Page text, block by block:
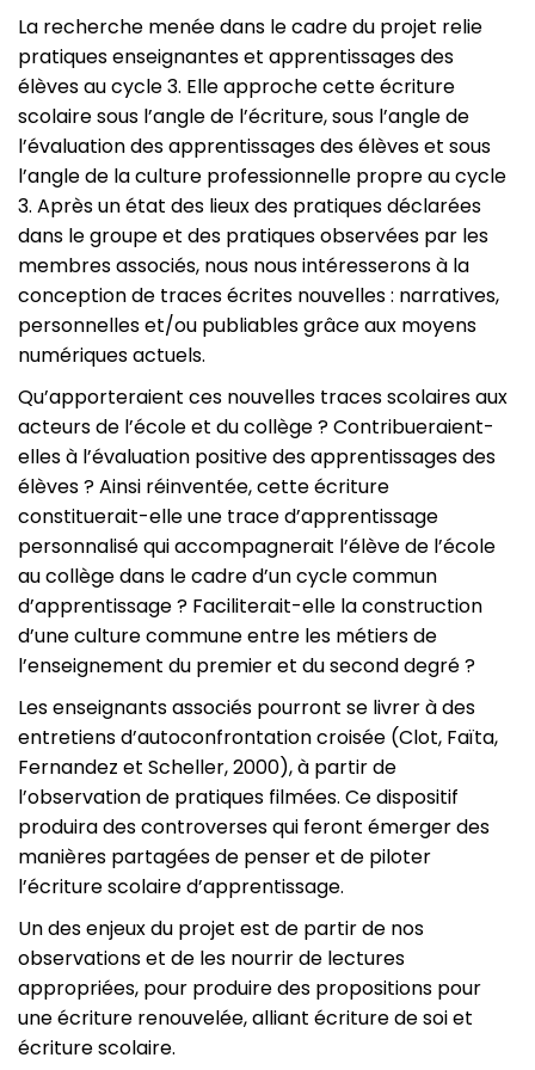
La recherche menée dans le cadre du projet relie
pratiques enseignantes et apprentissages des
élèves au cycle 3. Elle approche cette écriture
scolaire sous l’angle de l’écriture, sous l’angle de
l’évaluation des apprentissages des élèves et sous
l’angle de la culture professionnelle propre au cycle
3. Après un état des lieux des pratiques déclarées
dans le groupe et des pratiques observées par les
membres associés, nous nous intéresserons à la
conception de traces écrites nouvelles : narratives,
personnelles et/ou publiables grâce aux moyens
numériques actuels.
Qu’apporteraient ces nouvelles traces scolaires aux
acteurs de l’école et du collège ? Contribueraient-
elles à l’évaluation positive des apprentissages des
élèves ? Ainsi réinventée, cette écriture
constituerait-elle une trace d’apprentissage
personnalisé qui accompagnerait l’élève de l’école
au collège dans le cadre d’un cycle commun
d’apprentissage ? Faciliterait-elle la construction
d’une culture commune entre les métiers de
l’enseignement du premier et du second degré ?
Les enseignants associés pourront se livrer à des
entretiens d’autoconfrontation croisée (Clot, Faïta,
Fernandez et Scheller, 2000), à partir de
l’observation de pratiques filmées. Ce dispositif
produira des controverses qui feront émerger des
manières partagées de penser et de piloter
l’écriture scolaire d’apprentissage.
Un des enjeux du projet est de partir de nos
observations et de les nourrir de lectures
appropriées, pour produire des propositions pour
une écriture renouvelée, alliant écriture de soi et
écriture scolaire.